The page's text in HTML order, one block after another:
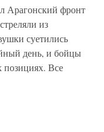
Арагонский фронт
из
суетились
день, и бойцы
позициях. Все